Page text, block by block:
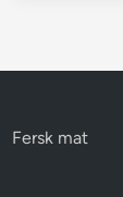
Fersk mat